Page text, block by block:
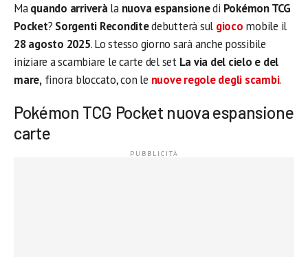
Maquando arriveràlanuova espansionedi PokémonTCG
Pocket? Sorgenti Reconditedebutteràsul gioco mobile il
28 agosto 2025. Lo stesso giorno sarà anche possibile
iniziare a scambiare le carte del set La via del cielo e del
mare,finora bloccato, con le nuove regole degli scambi.
Pokémon TCG Pocket nuova espansione
carte